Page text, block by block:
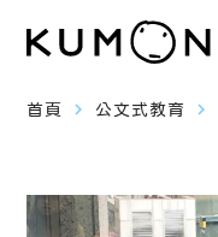
首頁 navigate_next 公文式教育 navigate_next